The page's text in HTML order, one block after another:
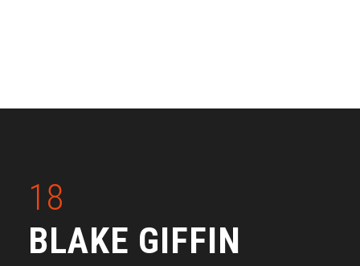
18
BLAKE GIFFIN